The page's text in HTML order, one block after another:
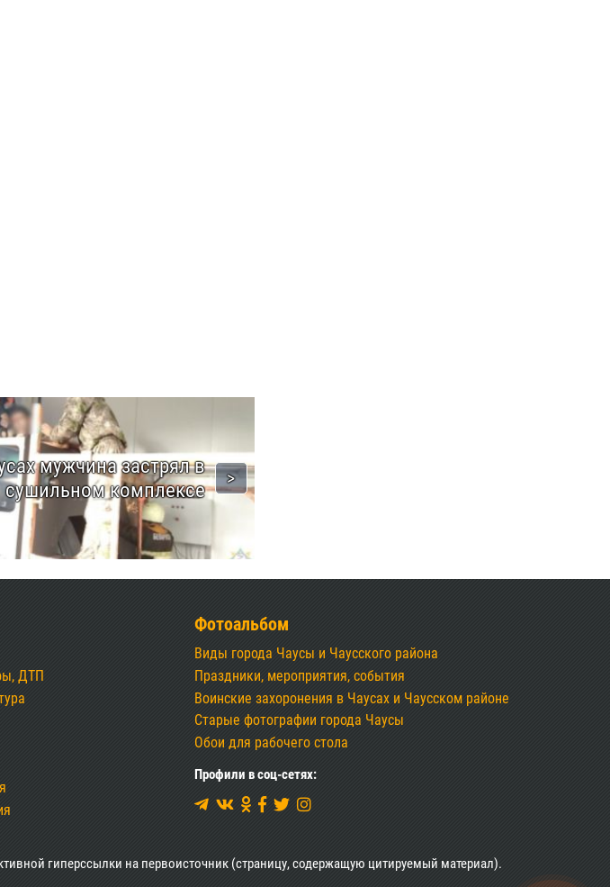
мужчина застрял в
сушильном комплексе
ДТП
Фотоальбом
Виды города Чаусы и Чаусского района
Праздники, мероприятия, события
Воинские захоронения в Чаусах и Чаусском районе
Старые фотографии города Чаусы
Обои для рабочего стола
Профили в соц-сетях:
гиперссылки на первоисточник (страницу, содержащую цитируемый материал).